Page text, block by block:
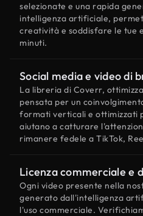
selezionate e una rapida
intelligenza artificiale,
creatività e soddisfare le tue
minuti.
Social media e video di
La libreria di Coverr,
pensata per un
formati verticali e ottimizzati
aiutano a catturare
rimanere fedele a TikTok,
Licenza commerciale e
Ogni video presente nella
generato dall'intelligenza
l'uso commerciale.